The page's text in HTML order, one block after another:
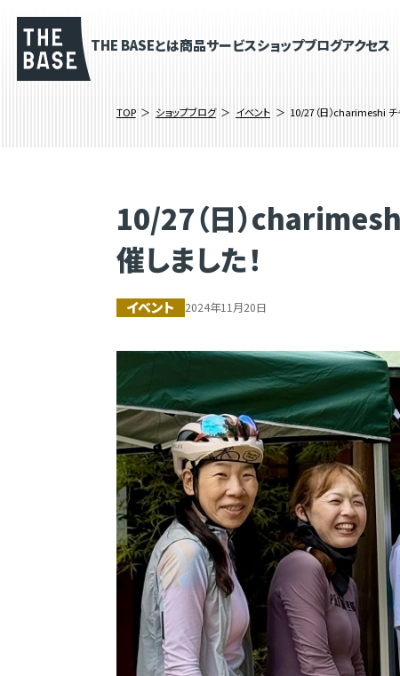
THE BASEとは商品サービスショップブログアクセス
TOP ショップブログ イベント 10/27（日）charimeshi チ
10/27（日）
催しました！
イベント 2024年11月20日